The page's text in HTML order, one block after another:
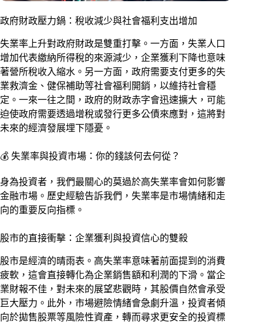
政府財政壓力鍋：稅收減少與社會福利支出增加
失業率上升對政府財政是雙重打擊。一方面，失業人口
增加代表繳納所得稅的來源減少，企業獲利下降也意味
著營所稅收入縮水。另一方面，政府需要支付更多的失
業救濟金、健保補助等社會福利開銷，以維持社會穩
定。一來一往之間，政府的財政赤字會迅速擴大，可能
迫使政府需要透過增稅或發行更多公債來應對，這將對
未來的經濟發展埋下隱憂。
💰 失業率與投資市場：你的錢該何去何從？
身為投資者，我們最關心的莫過於高失業率會如何影響
金融市場。歷史經驗告訴我們，失業率是市場情緒和走
向的重要反向指標。
股市的直接衝擊：企業獲利與投資信心的雙殺
股市是經濟的晴雨表。高失業率意味著前面提到的消費
疲軟，這會直接轉化為企業銷售額和利潤的下滑。當企
業財報不佳，對未來的展望悲觀時，其股價自然會承受
巨大壓力。此外，市場避險情緒會急劇升溫，投資者傾
向於拋售股票等風險性資產，轉而尋求更安全的投資標